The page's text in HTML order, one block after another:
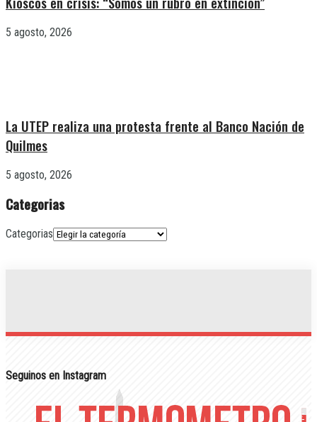
5 agosto, 2026
La UTEP realiza una protesta frente al Banco Nación de
Quilmes
5 agosto, 2026
Categorias
Categorias
Seguinos en Instagram